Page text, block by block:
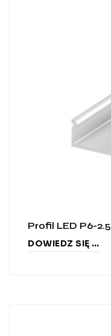
Profil LED P6-2.5
DOWIEDZ SIĘ WIĘCEJ